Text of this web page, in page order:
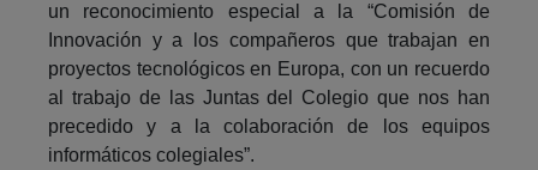
un reconocimiento especial a la “Comisión de
Innovación y a los compañeros que trabajan en
proyectos tecnológicos en Europa, con un recuerdo
al trabajo de las Juntas del Colegio que nos han
precedido y a la colaboración de los equipos
informáticos colegiales”.